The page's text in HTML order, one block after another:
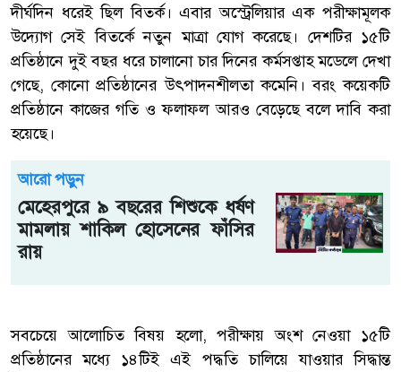
দীর্ঘদিন ধরেই ছিল বিতর্ক। এবার অস্ট্রেলিয়ার এক পরীক্ষামূলক
উদ্যোগ সেই বিতর্কে নতুন মাত্রা যোগ করেছে। দেশটির ১৫টি
প্রতিষ্ঠানে দুই বছর ধরে চালানো চার দিনের কর্মসপ্তাহ মডেলে দেখা
গেছে, কোনো প্রতিষ্ঠানের উৎপাদনশীলতা কমেনি। বরং কয়েকটি
প্রতিষ্ঠানে কাজের গতি ও ফলাফল আরও বেড়েছে বলে দাবি করা
হয়েছে।
আরো পড়ুন
মেহেরপুরে ৯ বছরের শিশুকে ধর্ষণ
মামলায় শাকিল হোসেনের ফাঁসির
রায়
সবচেয়ে আলোচিত বিষয় হলো, পরীক্ষায় অংশ নেওয়া ১৫টি
প্রতিষ্ঠানের মধ্যে ১৪টিই এই পদ্ধতি চালিয়ে যাওয়ার সিদ্ধান্ত